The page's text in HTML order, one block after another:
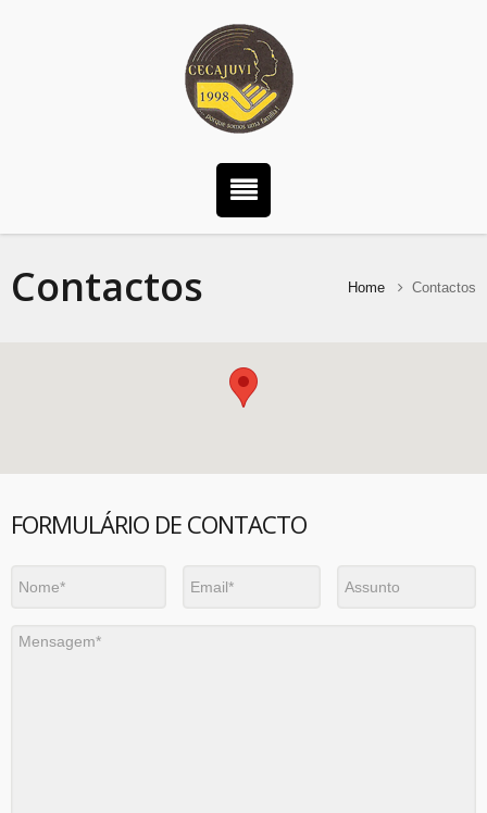
Contactos Home Contactos
FORMULÁRIO DE CONTACTO